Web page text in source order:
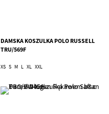
DAMSKA KOSZULKA POLO RUSSELL
TRU/569F
XS S M L XL XXL